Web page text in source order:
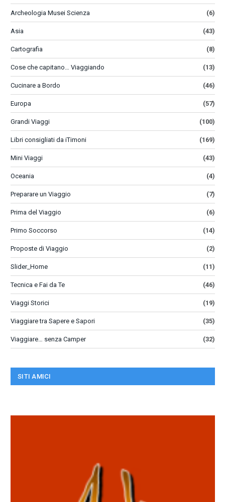
Archeologia Musei Scienza (6)
Asia (43)
Cartografia (8)
Cose che capitano… Viaggiando (13)
Cucinare a Bordo (46)
Europa (57)
Grandi Viaggi (100)
Libri consigliati da iTimoni (169)
Mini Viaggi (43)
Oceania (4)
Preparare un Viaggio (7)
Prima del Viaggio (6)
Primo Soccorso (14)
Proposte di Viaggio (2)
Slider_Home (11)
Tecnica e Fai da Te (46)
Viaggi Storici (19)
Viaggiare tra Sapere e Sapori (35)
Viaggiare… senza Camper (32)
SITI AMICI